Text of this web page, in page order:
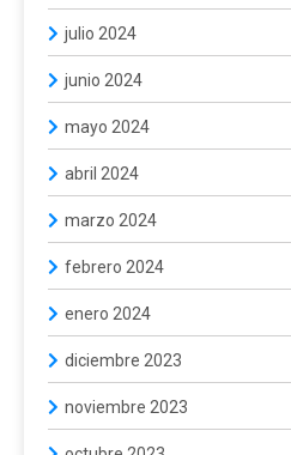
julio 2024
junio 2024
mayo 2024
abril 2024
marzo 2024
febrero 2024
enero 2024
diciembre 2023
noviembre 2023